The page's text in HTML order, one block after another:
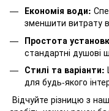
Економія води:
зменшити витрату
Простота
стандартні душові
Стилі та варіанти:
для будь-якого
Відчуйте різницю з